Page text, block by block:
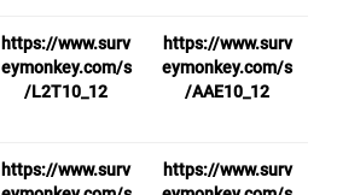
https://www.surv
eymonkey.com/s
/L2T10_12
https://www.surv
eymonkey.com/s
/AAE10_12
https://www.surv
https://www.surv